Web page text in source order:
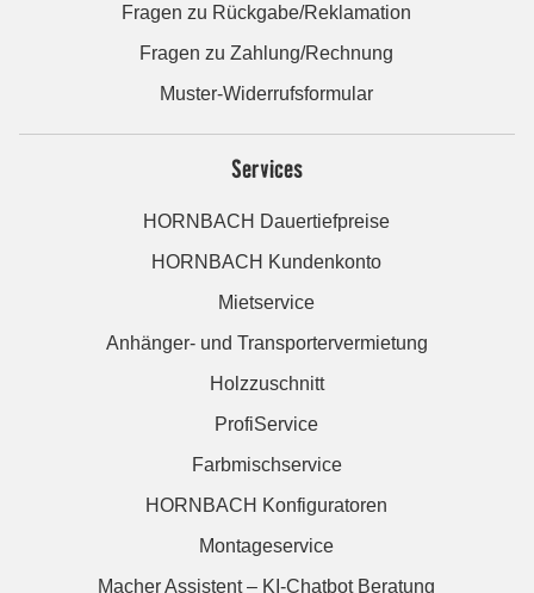
Fragen zu Rückgabe/Reklamation
Fragen zu Zahlung/Rechnung
Muster-Widerrufsformular
Services
HORNBACH Dauertiefpreise
HORNBACH Kundenkonto
Mietservice
Anhänger- und Transportervermietung
Holzzuschnitt
ProfiService
Farbmischservice
HORNBACH Konfiguratoren
Montageservice
Macher Assistent – KI-Chatbot Beratung